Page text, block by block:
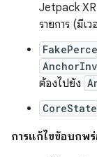
Jetpack
รายการ (มีเ
ต้องไปยัง
CoreState
การแก้ไขข้อบกพร่